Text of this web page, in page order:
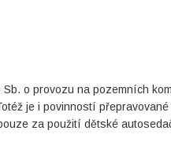
o provozu na pozemních
je i povinností
za použití dětské